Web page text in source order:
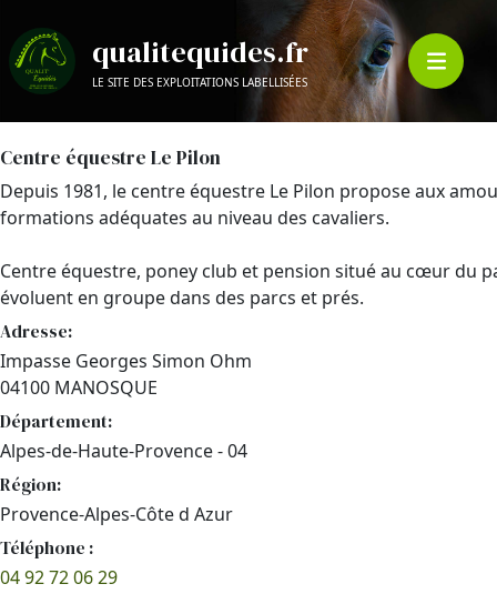
qualitequides.fr
LE SITE DES EXPLOITATIONS LABELLISÉES
Centre équestre Le Pilon
Depuis 1981, le centre équestre Le Pilon propose aux
formations adéquates au niveau des cavaliers.
Centre équestre, poney club et pension situé au cœur du
évoluent en groupe dans des parcs et prés.
Adresse:
Impasse Georges Simon Ohm
04100 MANOSQUE
Département:
Alpes-de-Haute-Provence - 04
Région:
Provence-Alpes-Côte d Azur
Téléphone :
04 92 72 06 29